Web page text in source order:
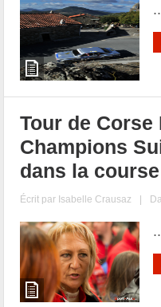
Tour de
Champions
dans la course
Écrit par Isabelle Crausaz |